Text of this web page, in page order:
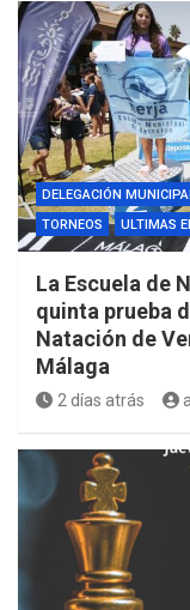
DELEGACIÓN
TORNEOS
ULTIMAS
La Escuela de
quinta prueba
Natación de
Málaga
2 días atrás